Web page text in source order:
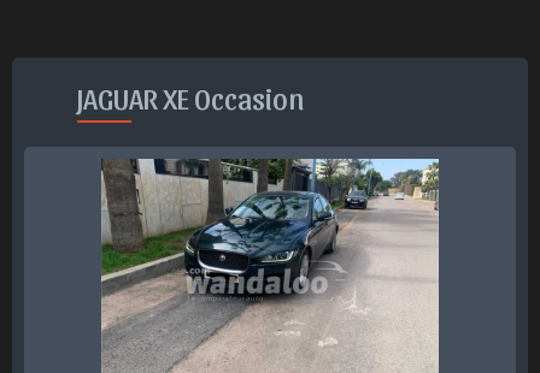
JAGUAR XE Occasion